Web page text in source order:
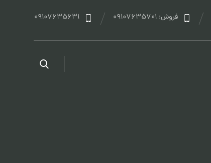
09107635631 فروش: 09107635701